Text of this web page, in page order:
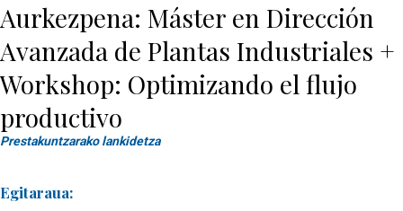
Aurkezpena: Máster en Dirección
Avanzada de Plantas Industriales +
Workshop: Optimizando el flujo
productivo
Prestakuntzarako lankidetza
Egitaraua: